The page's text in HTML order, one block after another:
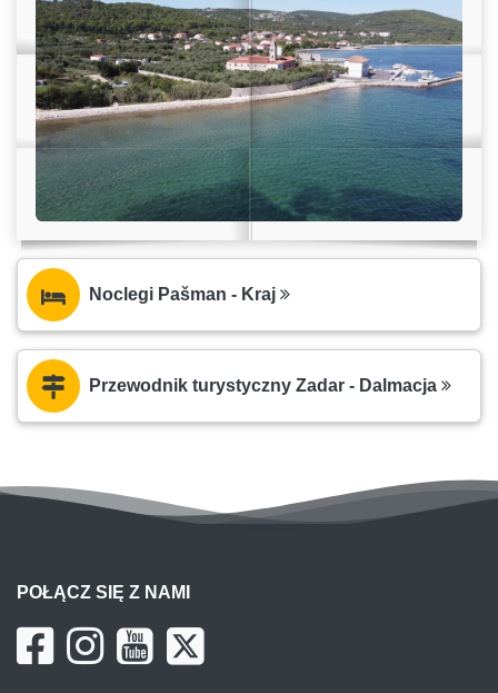
Noclegi Pašman - Kraj
Przewodnik turystyczny Zadar - Dalmacja
POŁĄCZ SIĘ Z NAMI